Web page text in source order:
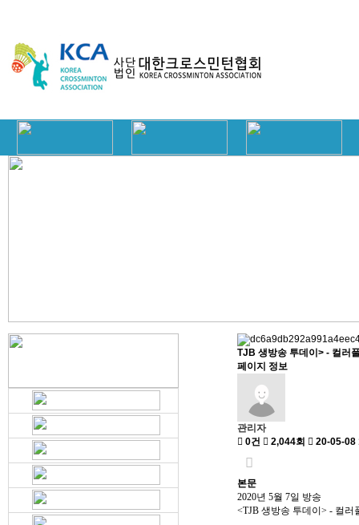
TJB 생방송 투데이> - 컬러
페이지 정보
관리자
0건
2,044회 20-05-08
본문
2020년 5월 7일 방송
<TJB 생방송 투데이> - 컬